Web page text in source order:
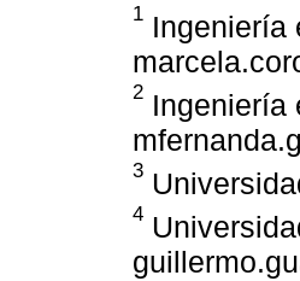
1 Ingeniería
2 Ingeniería
3
4